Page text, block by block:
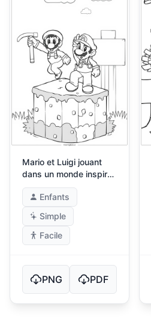
Mario et Luigi jouant
dans un monde inspiré
de Minecraft
Enfants
Simple
Facile
PNG PDF